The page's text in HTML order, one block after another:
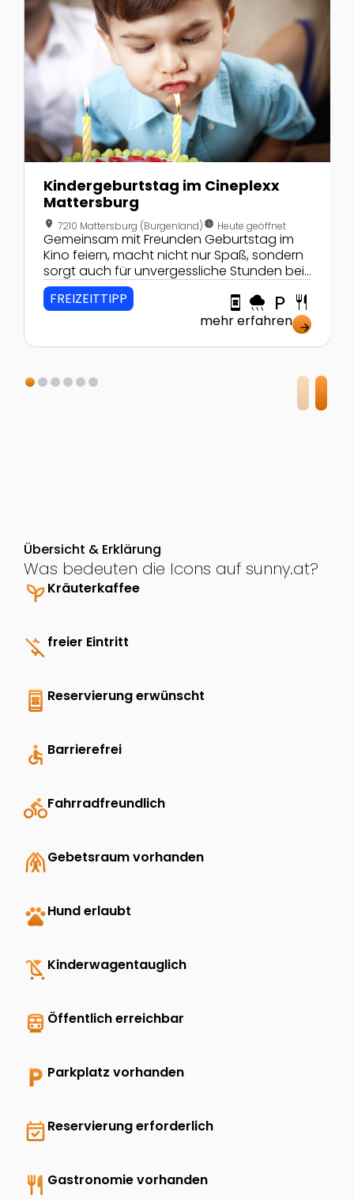
Kindergeburtstag im Cineplexx
Mattersburg
location_on 7210 Mattersburg (Burgenland)nest_clock_farsight_analog Heute geöffnet
Gemeinsam mit Freunden Geburtstag im
Kino feiern, macht nicht nur Spaß, sondern
sorgt auch für unvergessliche Stunden bei
einem spannende Film
FREIZEITTIPP book_online rainy local_parking restaurant
mehr erfahren arrow_forward
Übersicht & Erklärung
Was bedeuten die Icons auf sunny.at?
psychiatryKräuterkaffee
money_off freier Eintritt
book_online Reservierung erwünscht
accessible Barrierefrei
directions_bikeFahrradfreundlich
folded_handsGebetsraum vorhanden
petsHund erlaubt
child_friendly Kinderwagentauglich
directions_transit Öffentlich erreichbar
local_parking Parkplatz vorhanden
event_availableReservierung erforderlich
restaurant Gastronomie vorhanden